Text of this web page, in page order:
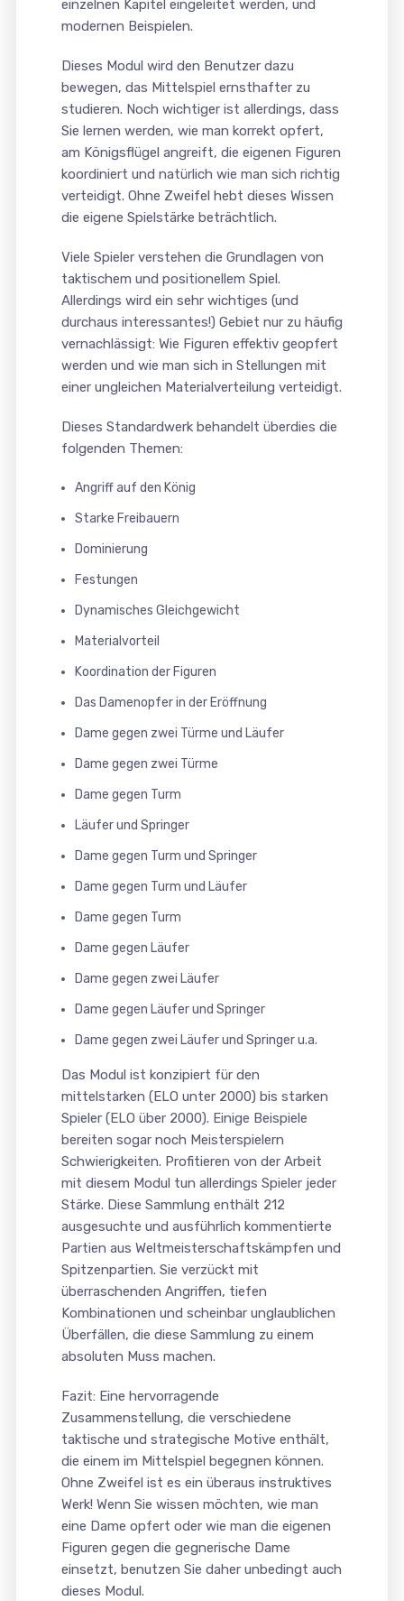
einzelnen Kapitel eingeleitet werden, und
modernen Beispielen.
Dieses Modul wird den Benutzer dazu
bewegen, das Mittelspiel ernsthafter zu
studieren. Noch wichtiger ist allerdings, dass
Sie lernen werden, wie man korrekt opfert,
am Königsflügel angreift, die eigenen Figuren
koordiniert und natürlich wie man sich richtig
verteidigt. Ohne Zweifel hebt dieses Wissen
die eigene Spielstärke beträchtlich.
Viele Spieler verstehen die Grundlagen von
taktischem und positionellem Spiel.
Allerdings wird ein sehr wichtiges (und
durchaus interessantes!) Gebiet nur zu häufig
vernachlässigt: Wie Figuren effektiv geopfert
werden und wie man sich in Stellungen mit
einer ungleichen Materialverteilung verteidigt.
Dieses Standardwerk behandelt überdies die
folgenden Themen:
Angriff auf den König
Starke Freibauern
Dominierung
Festungen
Dynamisches Gleichgewicht
Materialvorteil
Koordination der Figuren
Das Damenopfer in der Eröffnung
Dame gegen zwei Türme und Läufer
Dame gegen zwei Türme
Dame gegen Turm
Läufer und Springer
Dame gegen Turm und Springer
Dame gegen Turm und Läufer
Dame gegen Turm
Dame gegen Läufer
Dame gegen zwei Läufer
Dame gegen Läufer und Springer
Dame gegen zwei Läufer und Springer u.a.
Das Modul ist konzipiert für den
mittelstarken (ELO unter 2000) bis starken
Spieler (ELO über 2000). Einige Beispiele
bereiten sogar noch Meisterspielern
Schwierigkeiten. Profitieren von der Arbeit
mit diesem Modul tun allerdings Spieler jeder
Stärke. Diese Sammlung enthält 212
ausgesuchte und ausführlich kommentierte
Partien aus Weltmeisterschaftskämpfen und
Spitzenpartien. Sie verzückt mit
überraschenden Angriffen, tiefen
Kombinationen und scheinbar unglaublichen
Überfällen, die diese Sammlung zu einem
absoluten Muss machen.
Fazit: Eine hervorragende
Zusammenstellung, die verschiedene
taktische und strategische Motive enthält,
die einem im Mittelspiel begegnen können.
Ohne Zweifel ist es ein überaus instruktives
Werk! Wenn Sie wissen möchten, wie man
eine Dame opfert oder wie man die eigenen
Figuren gegen die gegnerische Dame
einsetzt, benutzen Sie daher unbedingt auch
dieses Modul.